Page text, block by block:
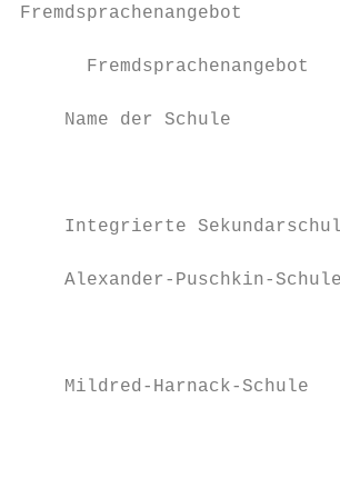
Fremdsprachenangebot
      Fremdsprachenangebot
Name der Schule
Integrierte
Alexander-Puschkin-
Mildred-Harnack-Schule